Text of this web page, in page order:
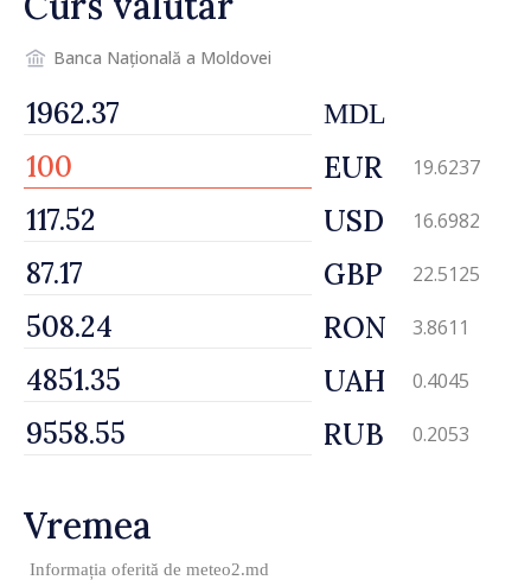
Banca Națională a Moldovei
MDL
EUR 19.6237
USD 16.6982
GBP 22.5125
RON 3.8611
UAH 0.4045
RUB 0.2053
Vremea
Informația oferită de meteo2.md